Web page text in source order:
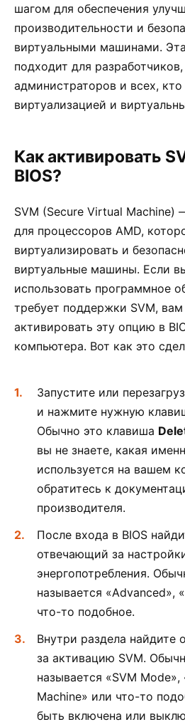
шагом для обеспечения
производительности и
виртуальными машинами.
подходит для
администраторов и всех, кто
виртуализацией и
Как активировать
BIOS?
SVM (Secure Virtual Machine)
для процессоров AMD,
виртуализировать и
виртуальные машины. Если
использовать программное
требует поддержки SVM, вам
активировать эту опцию в
компьютера. Вот как это
Запустите или
и нажмите нужную
Обычно это клавиша
вы не знаете, какая
используется на вашем
обратитесь к
производителя.
После входа в BIOS
отвечающий за
энергопотребления.
называется «Advanced»,
что-то подобное.
Внутри раздела
за активацию SVM.
называется «SVM
Machine» или что-то
быть включена или